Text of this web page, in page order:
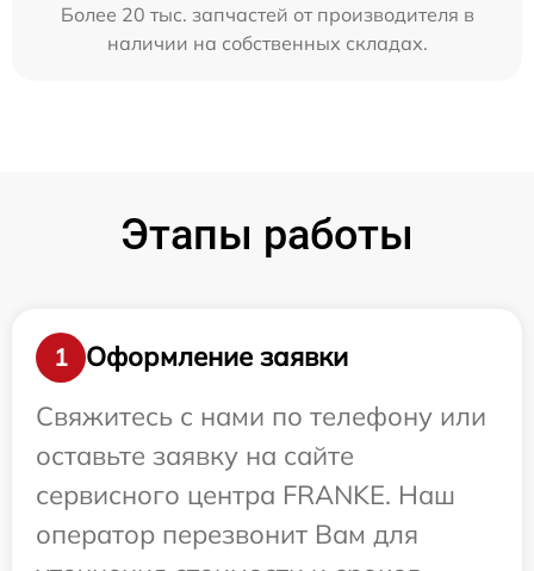
Более 20 тыс. запчастей от производителя в
наличии на собственных складах.
Этапы работы
1
Оформление заявки
Свяжитесь с нами по телефону или
оставьте заявку на сайте
сервисного центра FRANKE. Наш
оператор перезвонит Вам для